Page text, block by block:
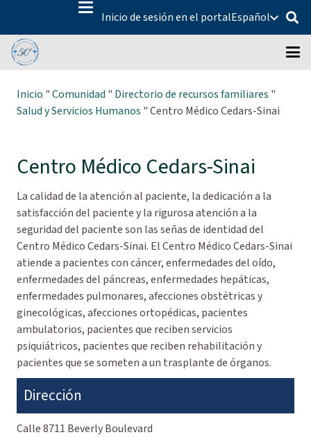
Inicio de sesión en el portalEspañol
Inicio "Comunidad " Directorio de recursos familiares "
Salud y Servicios Humanos "Centro Médico Cedars-Sinai
Centro Médico Cedars-Sinai
La calidad de la atención al paciente, la dedicación a la
satisfacción del paciente y la rigurosa atención a la
seguridad del paciente son las señas de identidad del
Centro Médico Cedars-Sinai. El Centro Médico Cedars-Sinai
atiende a pacientes con cáncer, enfermedades del oído,
enfermedades del páncreas, enfermedades hepáticas,
enfermedades pulmonares, afecciones obstétricas y
ginecológicas, afecciones ortopédicas, pacientes
ambulatorios, pacientes que reciben servicios
psiquiátricos, pacientes que reciben rehabilitación y
pacientes que se someten a un trasplante de órganos.
Dirección
Calle8711 Beverly Boulevard